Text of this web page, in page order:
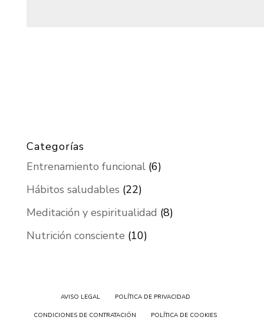
Categorías
Entrenamiento funcional(6)
Hábitos saludables (22)
Meditación y espiritualidad (8)
Nutrición consciente (10)
AVISO LEGAL POLÍTICA DE PRIVACIDAD
CONDICIONES DE CONTRATACIÓN POLÍTICA DE COOKIES